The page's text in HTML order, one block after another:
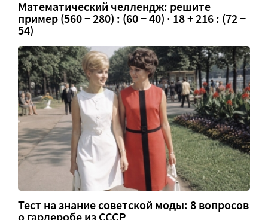
Математический челлендж: решите
пример (560 − 280) : (60 − 40) · 18 + 216 : (72 −
54)
Тест на знание советской моды: 8 вопросов
о гардеробе из СССР